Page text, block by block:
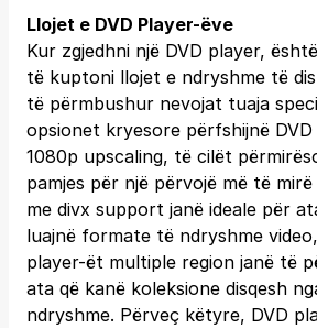
Llojet e DVD Player-ëve
Kur zgjedhni një DVD player,
të kuptoni llojet e ndryshme të
të përmbushur nevojat tuaja
opsionet kryesore përfshijnë
1080p upscaling, të cilët
pamjes për një përvojë më të
me divx support janë ideale për
luajnë formate të ndryshme
player-ët multiple region janë të
ata që kanë koleksione disqesh
ndryshme. Përveç këtyre, DVD